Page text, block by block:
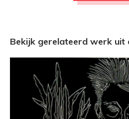
Bekijk gerelateerd werk uit